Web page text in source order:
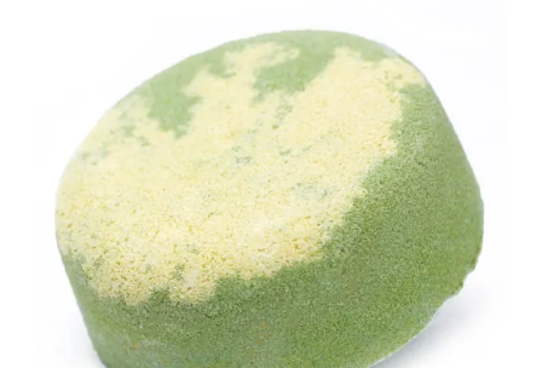
AJOUTER AU PANIER
/
DÉTAILS